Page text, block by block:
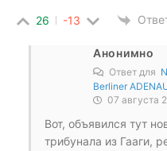
26 -13
Анонимно
Ответ для
Berliner
07 августа
Вот, объявился тут
трибунала из Гааги,